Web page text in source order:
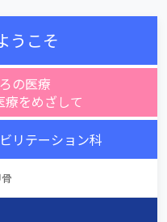
うこそ
の医療
療をめざして
テーション科